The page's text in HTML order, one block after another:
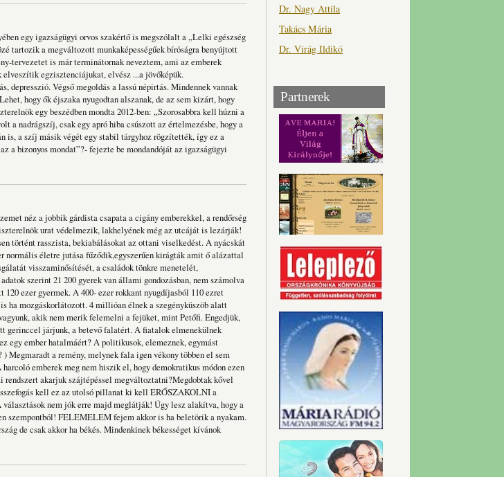
egy igazságügyi orvos szakértő is megszólalt a „Lelki egészség
tartozik a megváltozott munkaképességűek bíróságra benyújtott
tervezetet is már terminátornak neveztem, ami az emberek
elveszítik egzisztenciájukat, elvész ...a jövőképük.
depresszió. Végső megoldás a lassú népirtás. Mindennek vannak
hogy ők éjszaka nyugodtan alszanak, de az sem kizárt, hogy
egy beszédben mondta 2012-ben: „Szorosabbra kell húzni a
a nadrágszíj, csak egy apró hiba csúszott az értelmezésbe, hogy a
is, a szíj másik végét egy stabil tárgyhoz rögzítették, így ez a
a bizonyos mondat”?- fejezte be mondandóját az igazságügyi
néz a jobbik gárdista csapata a cigány emberekkel, a rendőrség
urat védelmezik, lakhelyének még az utcáját is lezárják!
történt rasszista, bekiabálásokat az ottani viselkedést. A nyácskát
normális életre jutása fűződik,egyszerűen kirágták amit ő alázattal
visszaminősítését, a családok tönkre menetelét,
szerint 21 200 gyerek van állami gondozásban, nem számolva
ezer gyermek. A 400- ezer rokkant nyugdíjasból 110 ezret
ha mozgáskorlátozott. 4 millióan élnek a szegényküszöb alatt
akik nem merik felemelni a fejüket, mint Petőfi. Engedjük,
gerinccel járjunk, a betevő falatért. A fiatalok elmenekülnek
egy ember hatalmáért? A politikusok, elemeznek, egymást
Megmaradt a remény, melynek fala igen vékony többen el sem
emberek meg nem hiszik el, hogy demokratikus módon ezen
akarjuk szájtépéssel megváltoztatni?Megdobtak kővel
kell ez az utolsó pillanat ki kell ERŐSZAKOLNI a
nem jók erre majd meglátják! Úgy lesz alakítva, hogy a
szempontból! FELEMELEM fejem akkor is ha beletörik a nyakam.
de csak akkor ha békés. Mindenkinek békességet kívánok
Dr. Nagy Attila
Takács Mária
Dr. Virág Ildikó
Partnerek